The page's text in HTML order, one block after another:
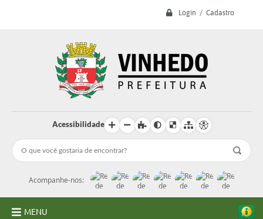
Login / Cadastro
Acessibilidade
Acompanhe-nos:
MENU